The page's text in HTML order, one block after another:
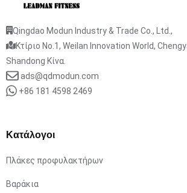
Qingdao Modun Industry & Trade Co., Ltd.,
Κτίριο No.1, Weilan Innovation World,
Shandong Κίνα.
ads@qdmodun.com
+86 181 4598 2469
Κατάλογοι
Πλάκες προφυλακτήρων
Βαράκια